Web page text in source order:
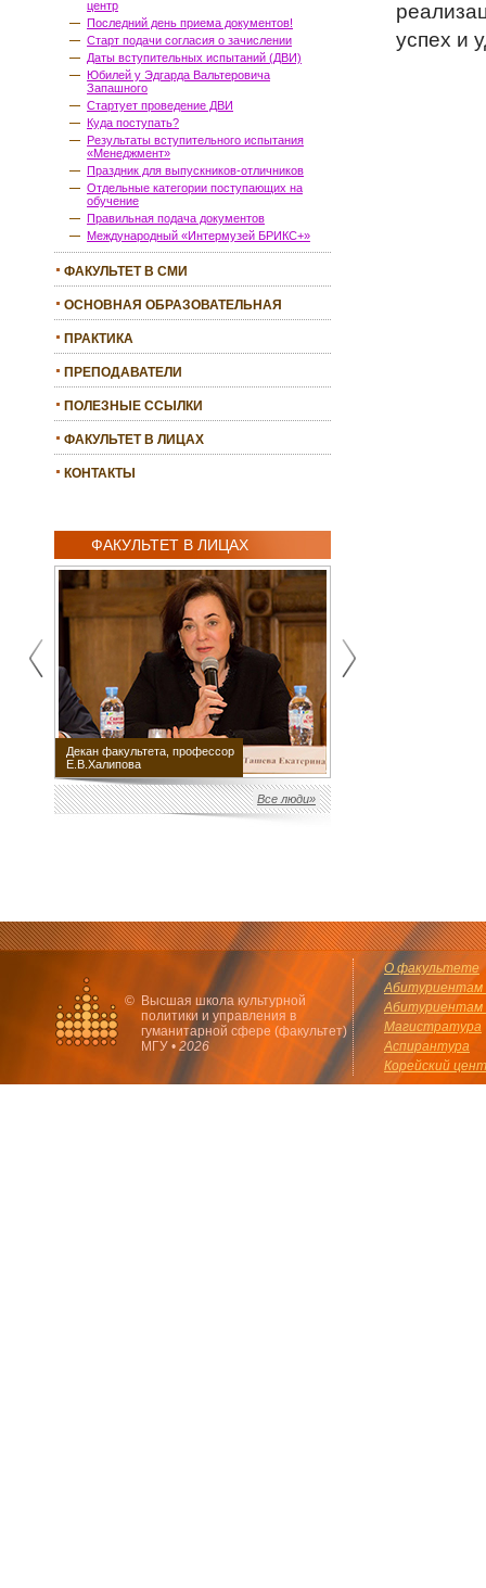
центр
Последний день приема документов!
Старт подачи согласия о зачислении
Даты вступительных испытаний (ДВИ)
Юбилей у Эдгарда Вальтеровича
Запашного
Стартует проведение ДВИ
Куда поступать?
Результаты вступительного испытания
«Менеджмент»
Праздник для выпускников-отличников
Отдельные категории поступающих на
обучение
Правильная подача документов
Международный «Интермузей БРИКС+»
ФАКУЛЬТЕТ В СМИ
ОСНОВНАЯ ОБРАЗОВАТЕЛЬНАЯ
ПРАКТИКА
ПРЕПОДАВАТЕЛИ
ПОЛЕЗНЫЕ ССЫЛКИ
ФАКУЛЬТЕТ В ЛИЦАХ
КОНТАКТЫ
ФАКУЛЬТЕТ В ЛИЦАХ
Декан факультета, профессор
Е.В.Халипова
Все люди»
успех и
© Высшая школа культурной
политики и управления в
гуманитарной сфере (факультет)
МГУ • 2026
О факультете
Абитуриентам
Абитуриентам
Магистратура
Аспирантура
Корейский